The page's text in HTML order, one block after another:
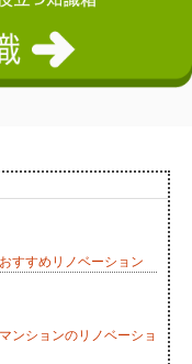
すすめリノベーション
ンションのリノベーショ